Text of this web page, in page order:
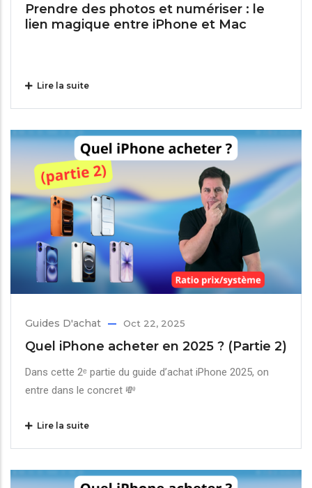
Prendre des photos et numériser : le
lien magique entre iPhone et Mac
Lire la suite
Guides D'achat Oct 22, 2025
Quel iPhone acheter en 2025 ? (Partie 2)
Dans cette 2ᵉ partie du guide d’achat iPhone 2025, on
entre dans le concret 💸
Lire la suite